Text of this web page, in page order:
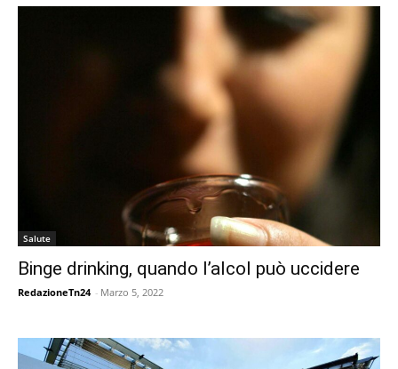
Salute
Binge drinking, quando l’alcol può uccidere
RedazioneTn24 - Marzo 5, 2022